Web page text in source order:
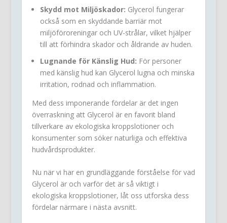
Skydd mot Miljöskador: Glycerol fungerar
också som en skyddande barriär mot
miljöföroreningar och UV-strålar, vilket hjälper
till att förhindra skador och åldrande av huden.
Lugnande för Känslig Hud: För personer
med känslig hud kan Glycerol lugna och minska
irritation, rodnad och inflammation.
Med dess imponerande fördelar är det ingen
överraskning att Glycerol är en favorit bland
tillverkare av ekologiska kroppslotioner och
konsumenter som söker naturliga och effektiva
hudvårdsprodukter.
Nu när vi har en grundläggande förståelse för vad
Glycerol är och varför det är så viktigt i
ekologiska kroppslotioner, låt oss utforska dess
fördelar närmare i nästa avsnitt.